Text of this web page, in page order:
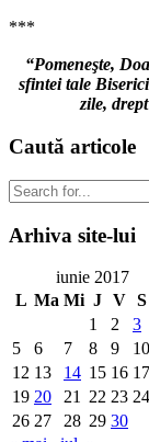
***
“Pomeneşte,
sfintei tale
zile,
Caută articole
Arhiva site-lui
iunie 2017
L Ma Mi J V S
1
2 3
5
6 7 8 9 10
12 13 14 15 16 17
19 20 21 22 23 24
26 27 28 29 30